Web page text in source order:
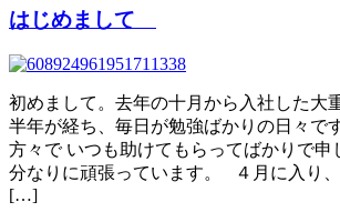
はじめまして
初めまして。去年の十月から入社した大
半年が経ち、毎日が勉強ばかりの日々で
方々で いつも助けてもらってばかりで申
分なりに頑張っています。 ４月に入り
[…]